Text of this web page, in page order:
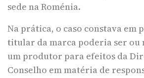
sede na Roménia.
Na prática, o caso constava em
titular da marca poderia ser ou
um produtor para efeitos da
Conselho em matéria de